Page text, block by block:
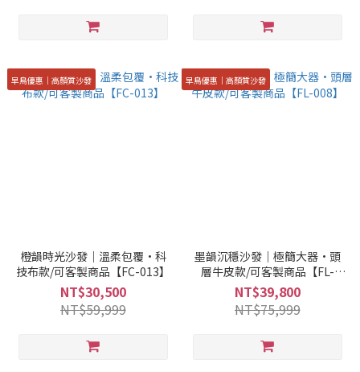
早鳥優惠｜高顏質沙發
橙韻時光沙發｜溫柔包覆·科
技布款/可客製商品【FC-013】
NT$30,500
NT$59,999
早鳥優惠｜高顏質沙發
墨韻沉穩沙發｜極簡大器·頭
層牛皮款/可客製商品【FL-
008】
NT$39,800
NT$75,999